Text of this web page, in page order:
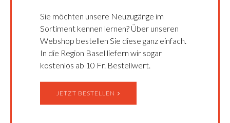
Sie möchten unsere Neuzugänge im
Sortiment kennen lernen? Über unseren
Webshop bestellen Sie diese ganz einfach.
In die Region Basel liefern wir sogar
kostenlos ab 10 Fr. Bestellwert.
JETZT BESTELLEN